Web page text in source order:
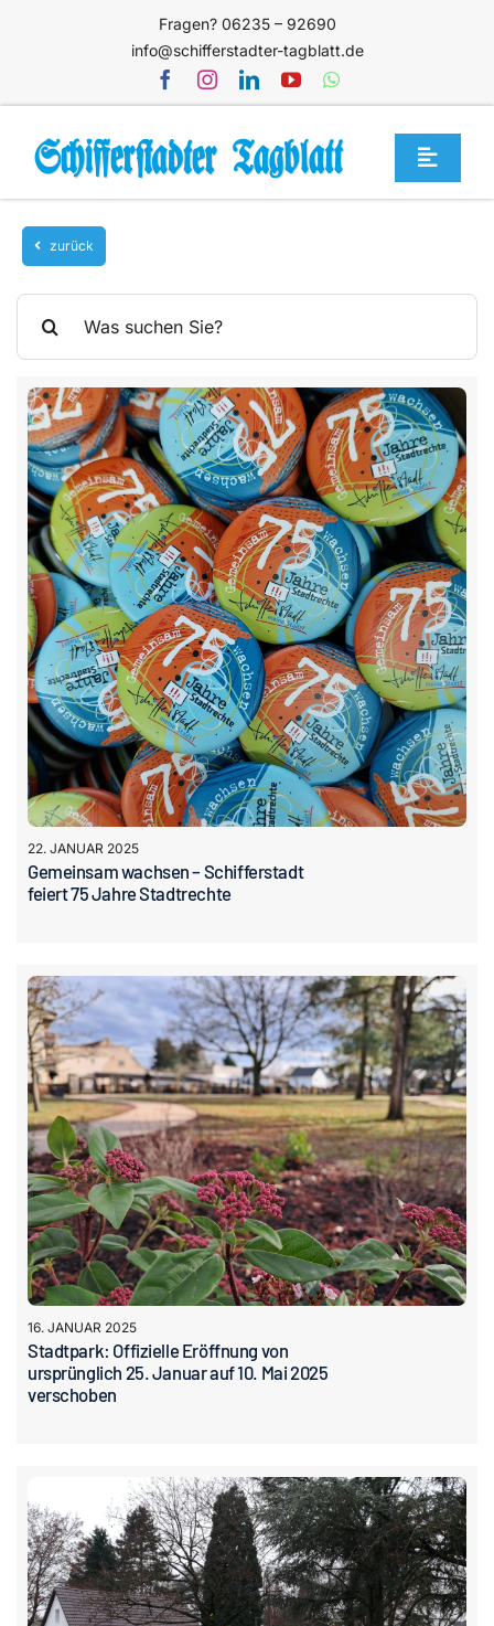
Fragen? 06235 – 92690
info@schifferstadter-tagblatt.de
Toggle
Service
Mediathek
Jetzt abonnieren
Kontakt
zurück
nach:
22. JANUAR 2025
Gemeinsam wachsen – Schifferstadt
feiert 75 Jahre Stadtrechte
16. JANUAR 2025
Stadtpark: Offizielle Eröffnung von
ursprünglich 25. Januar auf 10. Mai 2025
verschoben